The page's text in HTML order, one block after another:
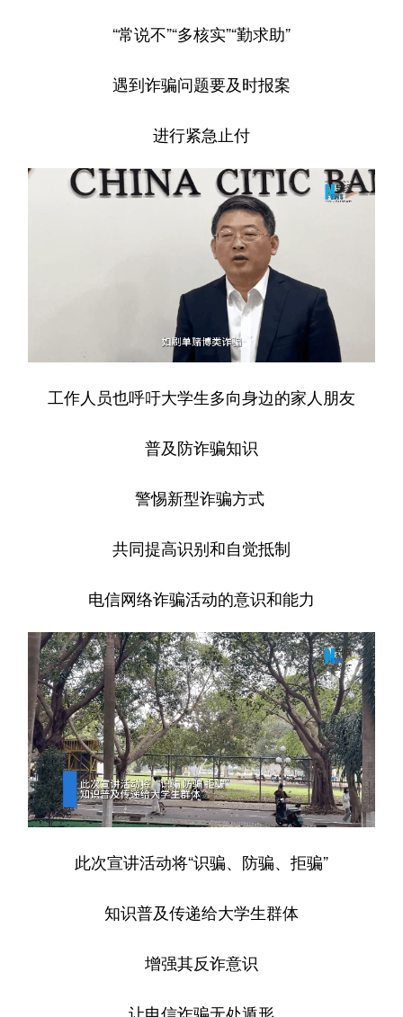
“常说不”“多核实”“勤求助”
遇到诈骗问题要及时报案
进行紧急止付
工作人员也呼吁大学生多向身边的家人朋友
普及防诈骗知识
警惕新型诈骗方式
共同提高识别和自觉抵制
电信网络诈骗活动的意识和能力
此次宣讲活动将“识骗、防骗、拒骗”
知识普及传递给大学生群体
增强其反诈意识